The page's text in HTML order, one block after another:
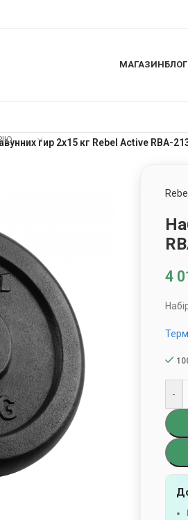
МАГАЗИНБЛОГ
гир 2х15 кг Rebel Active RBA-
Rebel
4
-